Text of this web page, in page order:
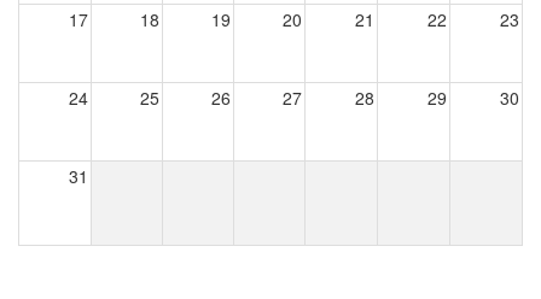
17 18 19 20 21 22 23
24 25 26 27 28 29 30
31